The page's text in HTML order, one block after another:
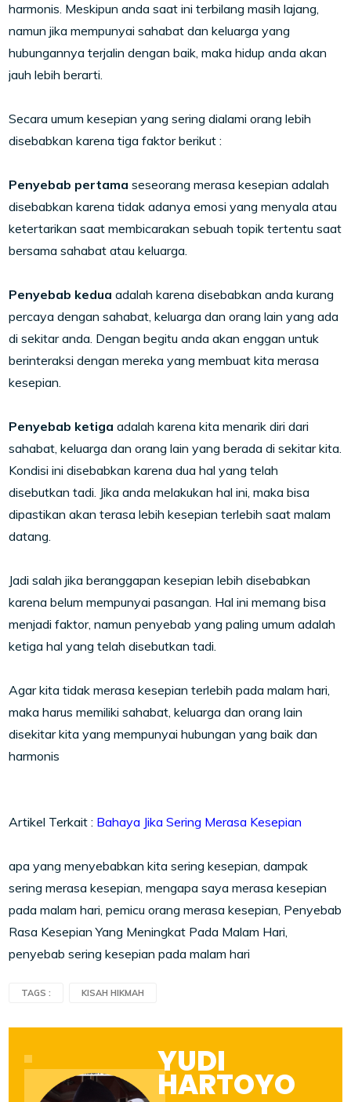
harmonis. Meskipun anda saat ini terbilang masih lajang,
namun jika mempunyai sahabat dan keluarga yang
hubungannya terjalin dengan baik, maka hidup anda akan
jauh lebih berarti.
Secara umum kesepian yang sering dialami orang lebih
disebabkan karena tiga faktor berikut :
Penyebab pertama seseorang merasa kesepian adalah
disebabkan karena tidak adanya emosi yang menyala atau
ketertarikan saat membicarakan sebuah topik tertentu saat
bersama sahabat atau keluarga.
Penyebab kedua adalah karena disebabkan anda kurang
percaya dengan sahabat, keluarga dan orang lain yang ada
di sekitar anda. Dengan begitu anda akan enggan untuk
berinteraksi dengan mereka yang membuat kita merasa
kesepian.
Penyebab ketiga adalah karena kita menarik diri dari
sahabat, keluarga dan orang lain yang berada di sekitar kita.
Kondisi ini disebabkan karena dua hal yang telah
disebutkan tadi. Jika anda melakukan hal ini, maka bisa
dipastikan akan terasa lebih kesepian terlebih saat malam
datang.
Jadi salah jika beranggapan kesepian lebih disebabkan
karena belum mempunyai pasangan. Hal ini memang bisa
menjadi faktor, namun penyebab yang paling umum adalah
ketiga hal yang telah disebutkan tadi.
Agar kita tidak merasa kesepian terlebih pada malam hari,
maka harus memiliki sahabat, keluarga dan orang lain
disekitar kita yang mempunyai hubungan yang baik dan
harmonis
Artikel Terkait : Bahaya Jika Sering Merasa Kesepian
apa yang menyebabkan kita sering kesepian, dampak
sering merasa kesepian, mengapa saya merasa kesepian
pada malam hari, pemicu orang merasa kesepian, Penyebab
Rasa Kesepian Yang Meningkat Pada Malam Hari,
penyebab sering kesepian pada malam hari
TAGS : KISAH HIKMAH
YUDI
HARTOYO